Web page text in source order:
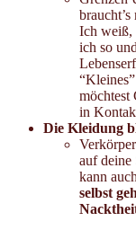
Ich weiß,
ich so
möchtest
in
Die Kleidung
auf deine
kann
selbst